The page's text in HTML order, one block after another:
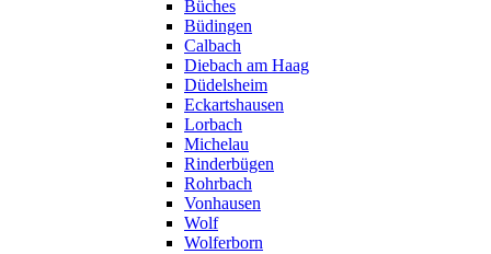
Büches
Büdingen
Calbach
Diebach am Haag
Düdelsheim
Eckartshausen
Lorbach
Michelau
Rinderbügen
Rohrbach
Vonhausen
Wolf
Wolferborn